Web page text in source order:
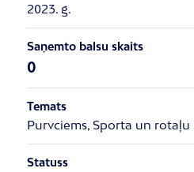
2023. g.
Saņemto balsu skaits
0
Temats
Purvciems, Sporta un rotaļu
Statuss